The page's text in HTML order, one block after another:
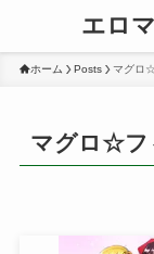
エロ
ホーム Posts マグロ
マグロ☆フ